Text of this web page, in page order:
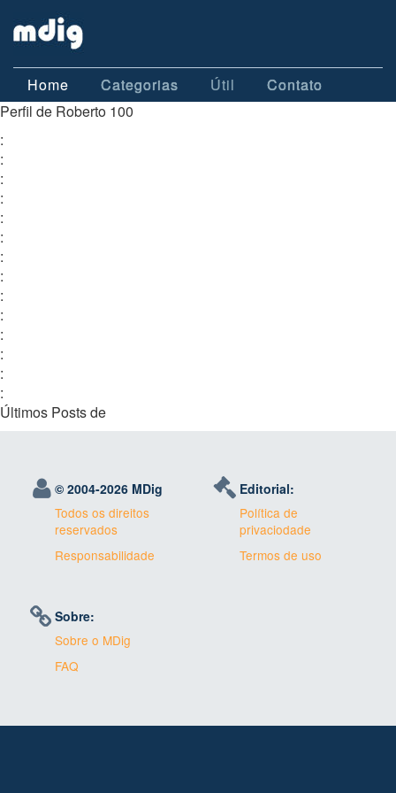
Home Categorias Útil
Contato
Perfil de Roberto 100
:
:
:
:
:
:
:
:
:
:
:
:
:
:
Últimos Posts de
© 2004-2026 MDig
Todos os direitos
reservados
Responsabilidade
Editorial:
Política de
privaciodade
Termos de uso
Sobre:
Sobre o MDig
FAQ